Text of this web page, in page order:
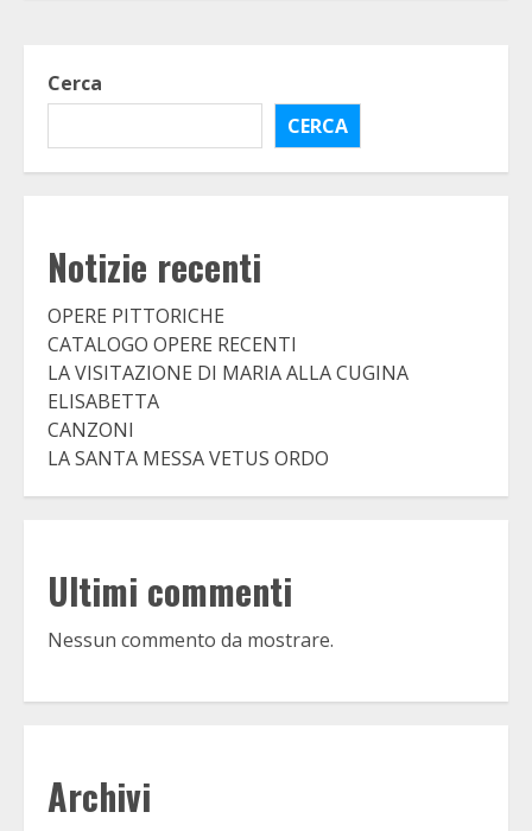
Cerca
CERCA
Notizie recenti
OPERE PITTORICHE
CATALOGO OPERE RECENTI
LA VISITAZIONE DI MARIA ALLA CUGINA
ELISABETTA
CANZONI
LA SANTA MESSA VETUS ORDO
Ultimi commenti
Nessun commento da mostrare.
Archivi